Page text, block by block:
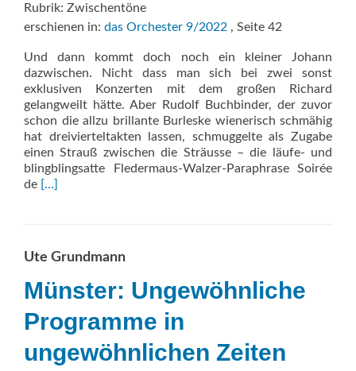
Rubrik: Zwischentöne
erschienen in: das Orchester 9/2022 , Seite 42
Und dann kommt doch noch ein kleiner Johann
dazwischen. Nicht dass man sich bei zwei sonst
exklusiven Konzerten mit dem großen Richard
gelangweilt hätte. Aber Rudolf Buchbinder, der zuvor
schon die allzu brillante Burleske wienerisch schmähig
hat dreivierteltakten lassen, schmuggelte als Zugabe
einen Strauß zwischen die Sträusse – die läufe- und
blingblingsatte Fledermaus-Walzer-Paraphrase Soirée
de Read
auskosten
[…]
Ute Grundmann
Münster: Ungewöhnliche
Programme in
ungewöhnlichen Zeiten